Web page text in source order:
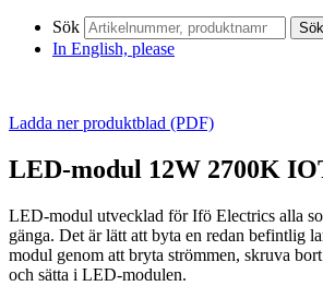
Sök Sök
In English, please
Ladda ner produktblad (PDF)
LED-modul 12W 2700K
LED-modul utvecklad för Ifö Electrics alla
gänga. Det är lätt att byta en redan befintlig
modul genom att bryta strömmen, skruva
och sätta i LED-modulen.